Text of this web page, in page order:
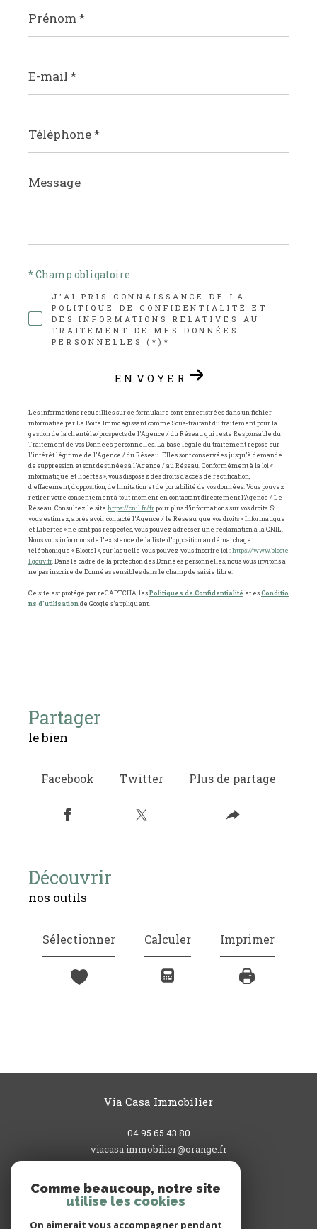
*
mail
*
*
Message
*
J'AI PRIS CONNAISSANCE DE LA
POLITIQUE DE CONFIDENTIALITÉ ET
DES INFORMATIONS RELATIVES AU
TRAITEMENT DE MES DONNÉES
PERSONNELLES (*)*
* Champ obligatoire
ENVOYER
Les informations recueillies sur ce formulaire sont enregistrées dans un fichier
informatisé par La Boite Immo agissant comme Sous-traitant du traitement pour la
gestion de la clientèle/prospects de l'Agence / du Réseau qui reste Responsable du
Traitement de vos Données personnelles. La base légale du traitement repose sur
l'intérêt légitime de l'Agence / du Réseau. Elles sont conservées jusqu'à demande
de suppression et sont destinées à l'Agence / au Réseau. Conformément à la loi «
informatique et libertés », vous disposez des droits d’accès, de rectification,
d’effacement, d’opposition, de limitation et de portabilité de vos données. Vous pouvez
retirer votre consentement à tout moment en contactant directement l’Agence / Le
Réseau. Consultez le site https://cnil.fr/frpour plus d’informations sur vos droits. Si
vous estimez, après avoir contacté l'Agence / le Réseau, que vos droits « Informatique
et Libertés » ne sont pas respectés, vous pouvez adresser une réclamation à la CNIL.
Nous vous informons de l’existence de la liste d'opposition au démarchage
téléphonique « Bloctel », sur laquelle vous pouvez vous inscrire ici :https://www.blocte
l.gouv.fr. Dans le cadre de la protection des Données personnelles, nous vous invitons à
ne pas inscrire de Données sensibles dans le champ de saisie libre.
Ce site est protégé par reCAPTCHA, lesPolitiques de Confidentialité et esConditio
ns d'utilisation de Google s'appliquent.
partager
le bien
Facebook Twitter Plus de partage
découvrir
nos outils
Sélectionner Calculer Imprimer
Via Casa Immobilier
04 95 65 43 80
viacasa.immobilier@orange.fr
3, rue du Commandant L'Herminier
bastia
Comme beaucoup, notre site
utilise les cookies
On aimerait vous accompagner pendant